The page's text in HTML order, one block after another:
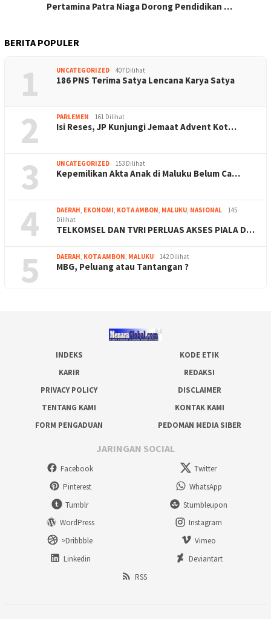
Pertamina Patra Niaga Dorong Pendidikan …
BERITA POPULER
1 UNCATEGORIZED 407 Dilihat
186 PNS Terima Satya Lencana Karya Satya
2 PARLEMEN 161 Dilihat
Isi Reses, JP Kunjungi Jemaat Advent Kot…
3 UNCATEGORIZED 153 Dilihat
Kepemilikan Akta Anak di Maluku Belum Ca…
4 DAERAH, EKONOMI, KOTA AMBON, MALUKU, NASIONAL
145
Dilihat
TELKOMSEL DAN TVRI PERLUAS AKSES PIALA D…
5 DAERAH, KOTA AMBON, MALUKU 142 Dilihat
MBG, Peluang atau Tantangan ?
INDEKS
KODE ETIK
KARIR
REDAKSI
PRIVACY POLICY
DISCLAIMER
TENTANG KAMI
KONTAK KAMI
FORM PENGADUAN
PEDOMAN MEDIA SIBER
JARINGAN SOCIAL
Facebook
Twitter
Pinterest
WhatsApp
Tumblr
Stumbleupon
WordPress
Instagram
>Dribbble
Vimeo
Linkedin
Deviantart
RSS